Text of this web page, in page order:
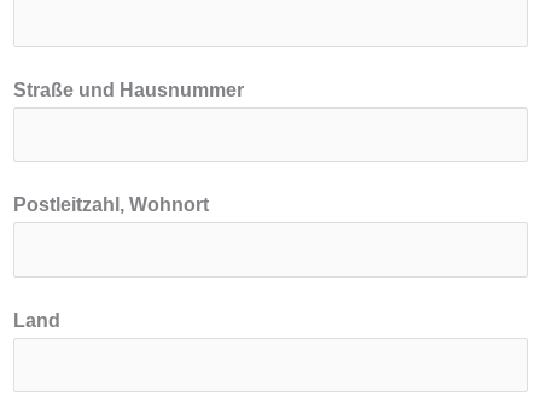
t
E
M
a
Straße und Hausnummer
Postleitzahl, Wohnort
Land